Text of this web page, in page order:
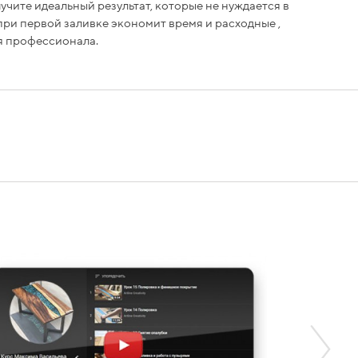
идеальный результат, которые не нуждается в
первой заливке экономит время и расходные ,
профессионала.
заказе